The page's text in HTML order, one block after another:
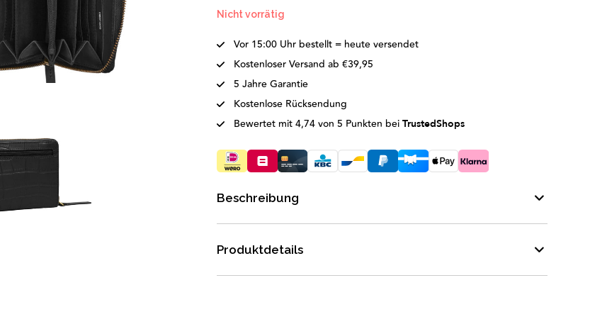
Nicht vorrätig
Vor 15:00 Uhr bestellt = heute versendet
Kostenloser Versand ab €39,95
5 Jahre Garantie
Kostenlose Rücksendung
Bewertet mit 4,74 von 5 Punkten beiTrustedShops
Beschreibung
Produktdetails